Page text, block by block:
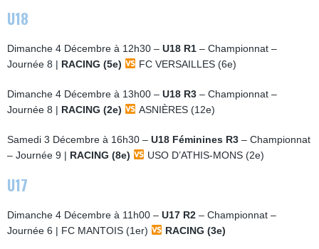
U18
Dimanche 4 Décembre à 12h30 – U18 R1 – Championnat –
Journée 8 | RACING (5e) FC VERSAILLES (6e)
Dimanche 4 Décembre à 13h00 – U18 R3 – Championnat –
Journée 8 | RACING (2e) ASNIÈRES (12e)
Samedi 3 Décembre à 16h30 – U18 Féminines R3 – Championnat
– Journée 9 | RACING (8e) USO D’ATHIS-MONS (2e)
U17
Dimanche 4 Décembre à 11h00 – U17 R2 – Championnat –
Journée 6 | FC MANTOIS (1er)
RACING (3e)